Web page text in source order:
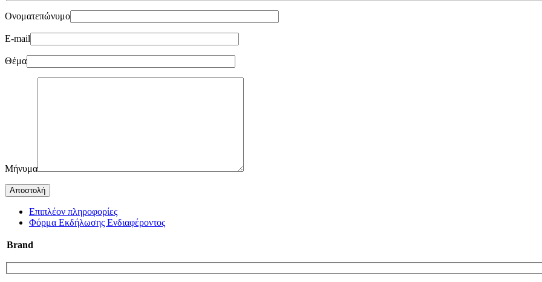
Ονοματεπώνυμο
E-mail
Θέμα
Μήνυμα
Επιπλέον πληροφορίες
Φόρμα Εκδήλωσης Ενδιαφέροντος
Brand